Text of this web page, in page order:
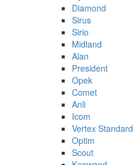
Diamond
Sirus
Sirio
Midland
Alan
President
Opek
Comet
Anli
Icom
Vertex Standard
Optim
Scout